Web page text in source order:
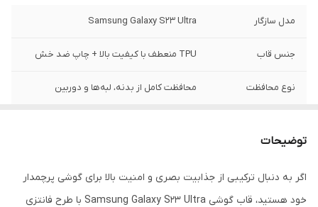
مدل سازگار Samsung Galaxy S23 Ultra
جنس قاب TPU منعطف با کیفیت بالا + چاپ ضد خش
نوع محافظت محافظت کامل از بدنه، لبه‌ها و دوربین
ویژگی ظاهری چاپ با کیفیت، طرح چشم فانتزی و مینیمال
توضیحات
اگر به دنبال ترکیبی از جذابیت بصری و امنیت بالا برای گوشی پرچمدار
خود هستید، قاب گوشی Samsung Galaxy S23 Ultra با طرح فانتزی